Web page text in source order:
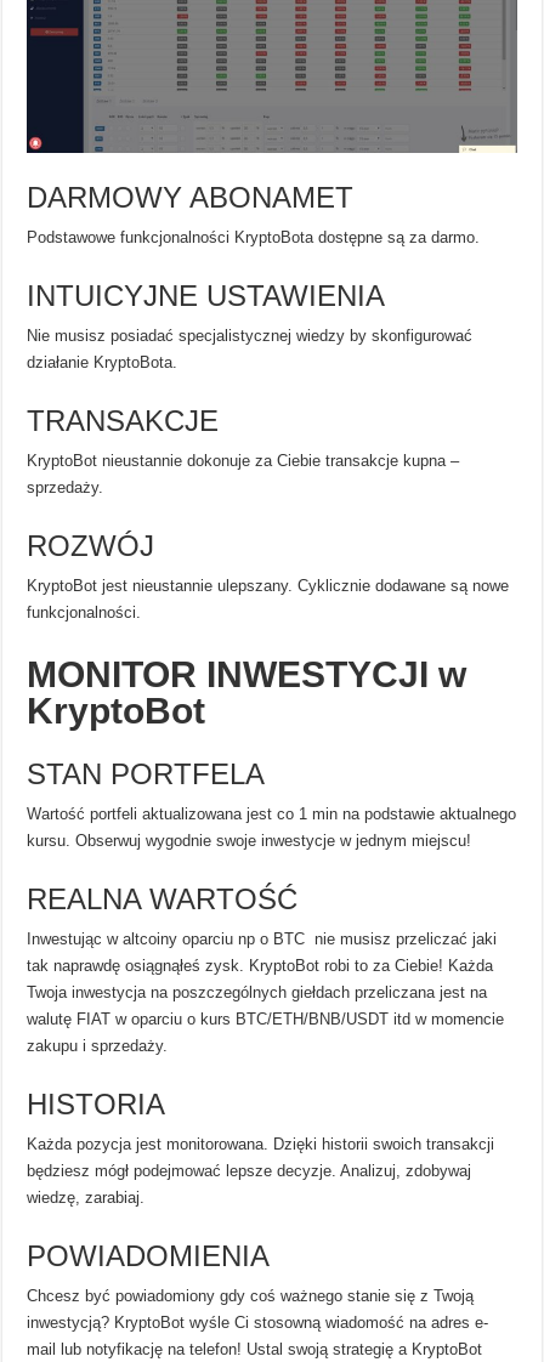
DARMOWY ABONAMET
Podstawowe funkcjonalności KryptoBota dostępne są za darmo.
INTUICYJNE USTAWIENIA
Nie musisz posiadać specjalistycznej wiedzy by skonfigurować
działanie KryptoBota.
TRANSAKCJE
KryptoBot nieustannie dokonuje za Ciebie transakcje kupna –
sprzedaży.
ROZWÓJ
KryptoBot jest nieustannie ulepszany. Cyklicznie dodawane są nowe
funkcjonalności.
MONITOR INWESTYCJI w
KryptoBot
STAN PORTFELA
Wartość portfeli aktualizowana jest co 1 min na podstawie aktualnego
kursu. Obserwuj wygodnie swoje inwestycje w jednym miejscu!
REALNA WARTOŚĆ
Inwestując w altcoiny oparciu np o BTC nie musisz przeliczać jaki
tak naprawdę osiągnąłeś zysk. KryptoBot robi to za Ciebie! Każda
Twoja inwestycja na poszczególnych giełdach przeliczana jest na
walutę FIAT w oparciu o kurs BTC/ETH/BNB/USDT itd w momencie
zakupu i sprzedaży.
HISTORIA
Każda pozycja jest monitorowana. Dzięki historii swoich transakcji
będziesz mógł podejmować lepsze decyzje. Analizuj, zdobywaj
wiedzę, zarabiaj.
POWIADOMIENIA
Chcesz być powiadomiony gdy coś ważnego stanie się z Twoją
inwestycją? KryptoBot wyśle Ci stosowną wiadomość na adres e-
mail lub notyfikację na telefon! Ustal swoją strategię a KryptoBot